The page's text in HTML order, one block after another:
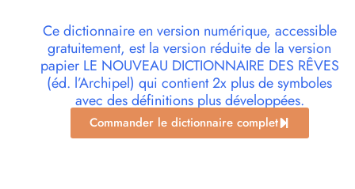
Ce dictionnaire en version numérique, accessible
gratuitement, est la version réduite de la version
papier LE NOUVEAU DICTIONNAIRE DES RÊVES
(éd. l’Archipel) qui contient 2x plus de symboles
avec des définitions plus développées.
Commander le dictionnaire complet